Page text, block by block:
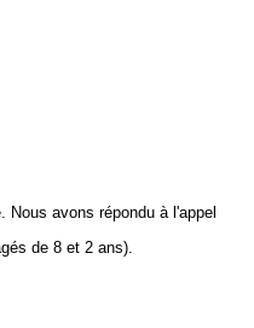
avons répondu à l'appel
de 8 et 2 ans).